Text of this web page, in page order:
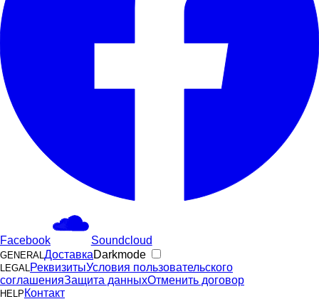
Facebook Soundcloud
GENERALДоставкаDarkmode
LEGALРеквизитыУсловия пользовательского
соглашенияЗащита данныхОтменить договор
HELP Контакт